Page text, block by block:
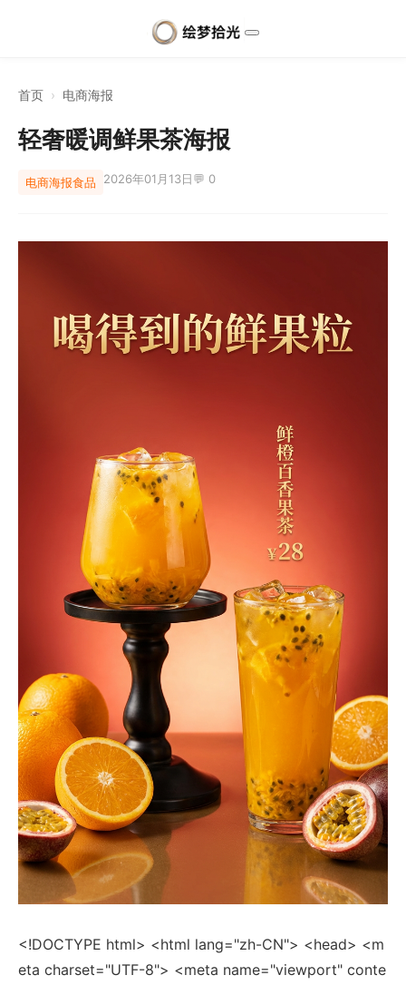
首页 › 电商海报
轻奢暖调鲜果茶海报
电商海报食品 2026年01月13日💬 0
<!DOCTYPE html> <html lang="zh-CN"> <head> <m
eta charset="UTF-8"> <meta name="viewport" conte